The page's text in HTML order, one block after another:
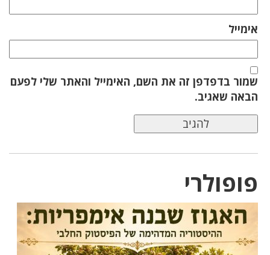
אימייל
שמור בדפדפן זה את השם, האימייל והאתר שלי לפעם
הבאה שאגיב.
פופולרי